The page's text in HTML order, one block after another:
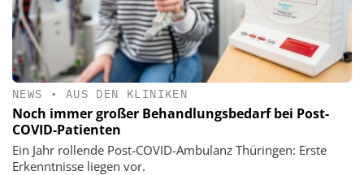
NEWS • AUS DEN KLINIKEN
Noch immer großer Behandlungsbedarf bei Post-
COVID-Patienten
Ein Jahr rollende Post-COVID-Ambulanz Thüringen: Erste
Erkenntnisse liegen vor.